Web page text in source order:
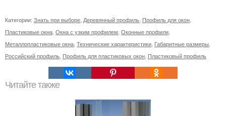
Категории: Знать при выборе Деревянный профиль Профиль для окон
Пластиковые окна Окна с узким профилем Оконные профили
Металлопластиковые окна Технические характеристики Габаритные размеры
Российский профиль Профиль для пластиковых окон Пластиковый профиль
Читайте также